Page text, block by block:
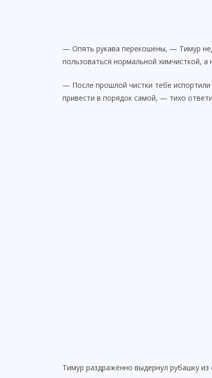
— Опять рукава перекошены, — Тимур
пользоваться нормальной химчисткой,
— После прошлой чистки тебе
привести в порядок самой, — тихо
Тимур раздражённо выдернул рубашку из